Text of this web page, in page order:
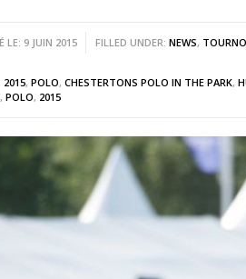
LE: 9 JUIN 2015 FILLED UNDER:NEWS,
2015,POLO,CHESTERTONS POLO IN THE PARK,
,POLO, 2015